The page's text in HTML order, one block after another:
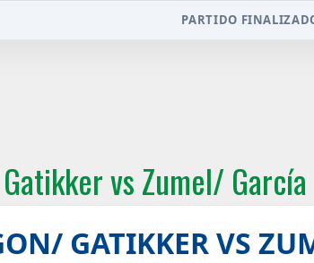
PARTIDO
vs Zumel/ García
GATIKKER VS